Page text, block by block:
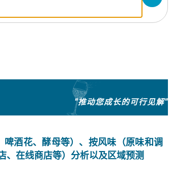
"推动您成长的可行见解"
酒花、酵母等）、按风味（原味和调
、在线商店等）分析以及区域预测